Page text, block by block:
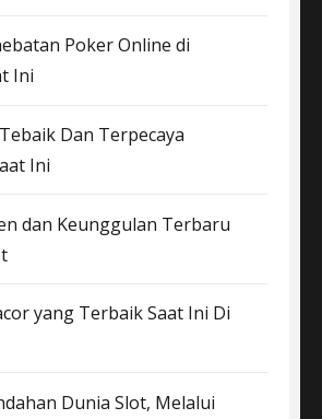
Poker Online di
Ini
Dan Terpecaya
Ini
dan Keunggulan Terbaru
yang Terbaik Saat Ini Di
Dunia Slot, Melalui